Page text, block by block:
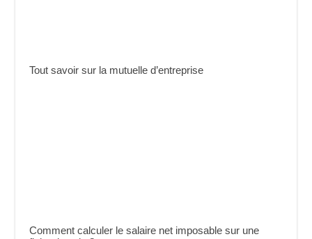
Tout savoir sur la mutuelle d’entreprise
Comment calculer le salaire net imposable sur une